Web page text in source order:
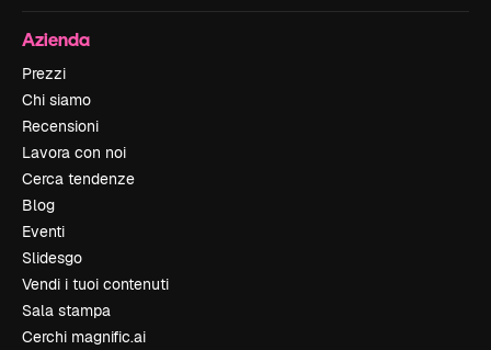
Azienda
Prezzi
Chi siamo
Recensioni
Lavora con noi
Cerca tendenze
Blog
Eventi
Slidesgo
Vendi i tuoi contenuti
Sala stampa
Cerchi magnific.ai